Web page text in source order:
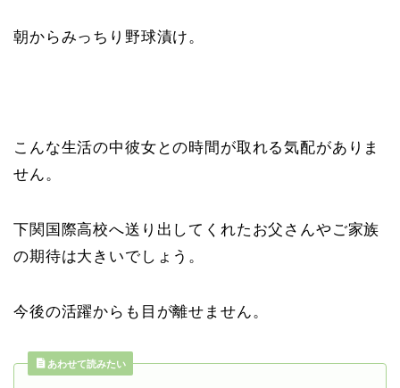
朝からみっちり野球漬け。
こんな生活の中彼女との時間が取れる気配がありま
せん。
下関国際高校へ送り出してくれたお父さんやご家族
の期待は大きいでしょう。
今後の活躍からも目が離せません。
あわせて読みたい